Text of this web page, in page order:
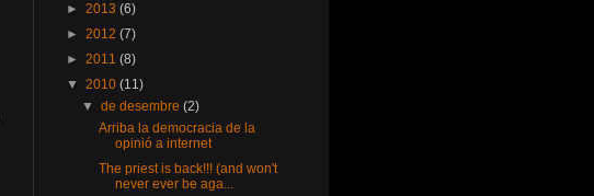
► 2013 (6)
► 2012 (7)
► 2011 (8)
▼ 2010 (11)
▼de desembre(2)
Arriba la democracia de la
opinió a internet
The priest is back!!! (and won't
never ever be aga...